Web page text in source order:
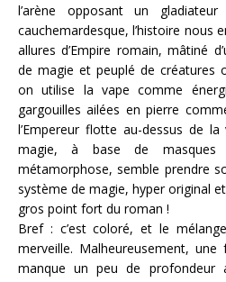
l’arène opposant un
cauchemardesque, l’histoire nous
allures d’Empire romain, mâtiné
de magie et peuplé de créatures
on utilise la vape comme
gargouilles ailées en pierre
l’Empereur flotte au-dessus de
magie, à base de
métamorphose, semble prendre
système de magie, hyper original
gros point fort du roman !
Bref : c’est coloré, et le
merveille. Malheureusement,
manque un peu de profondeur